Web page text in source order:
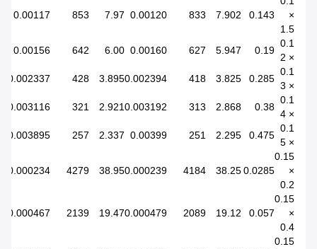
×
1.5
0.143
7.902
833
0.00120
7.97
853
0.00117
0.1
× 2
0.19
5.947
627
0.00160
6.00
642
0.00156
0.1
× 3
0.285
3.825
418
0.002394
3.895
428
0.002337
0.1
× 4
0.38
2.868
313
0.003192
2.921
321
0.003116
0.1
× 5
0.475
2.295
251
0.00399
2.337
257
0.003895
0.15
×
0.2
0.0285
38.25
4184
0.000239
38.95
4279
0.000234
0.15
×
0.4
0.057
19.12
2089
0.000479
19.47
2139
0.000467
0.15